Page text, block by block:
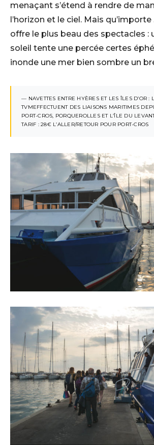
menaçant s’étend à rendre de
l’horizon et le ciel. Mais
offre le plus beau des spectacles :
soleil tente une percée certes
inonde une mer bien sombre un
— NAVETTES ENTRE HYÈRES ET LES ÎLES D’OR :
TVMEFFECTUENT DES LIAISONS MARITIMES
PORT-CROS, PORQUEROLLES ET L’ÎLE DU
TARIF : 28€ L’ALLER/RETOUR POUR PORT-CROS